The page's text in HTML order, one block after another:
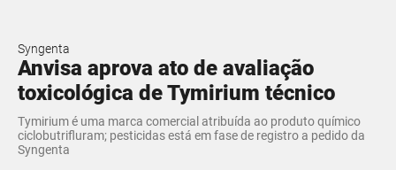
Syngenta
Anvisa aprova ato de avaliação
toxicológica de Tymirium técnico
Tymirium é uma marca comercial atribuída ao produto químico
ciclobutrifluram; pesticidas está em fase de registro a pedido da
Syngenta